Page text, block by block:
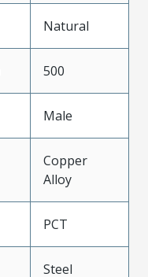
Natural
500
Male
Copper
Alloy
PCT
Steel